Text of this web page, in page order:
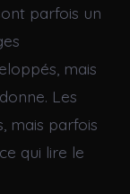
parfois un
mais
Les
mais parfois
qui lire le